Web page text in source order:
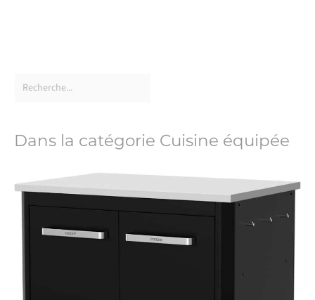
Dans la catégorie Cuisine équipée